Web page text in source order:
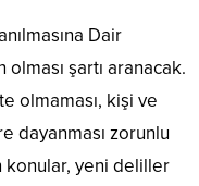
Dair
şartı aranacak.
olmaması, kişi ve
dayanması zorunlu
konular, yeni deliller